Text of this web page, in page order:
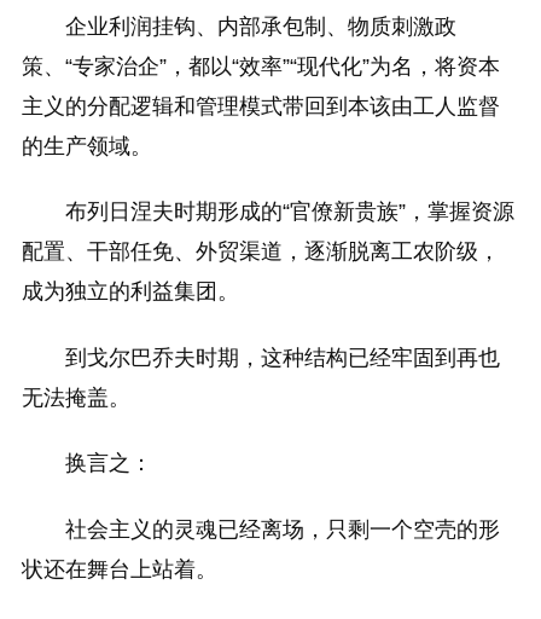
企业利润挂钩、内部承包制、物质刺激政
策、“专家治企”，都以“效率”“现代化”为名，将资本
主义的分配逻辑和管理模式带回到本该由工人监督
的生产领域。
布列日涅夫时期形成的“官僚新贵族”，掌握资源
配置、干部任免、外贸渠道，逐渐脱离工农阶级，
成为独立的利益集团。
到戈尔巴乔夫时期，这种结构已经牢固到再也
无法掩盖。
换言之：
社会主义的灵魂已经离场，只剩一个空壳的形
状还在舞台上站着。